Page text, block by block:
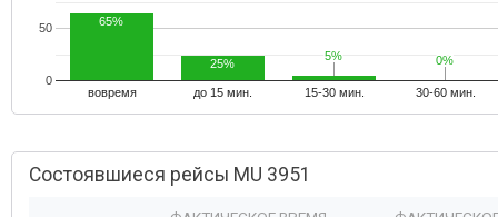
вовремя до 15 мин. 15-30 мин. 30-60 мин.
0
50 65%
25%
5%
5% 0%
0%
Состоявшиеся рейсы MU 3951